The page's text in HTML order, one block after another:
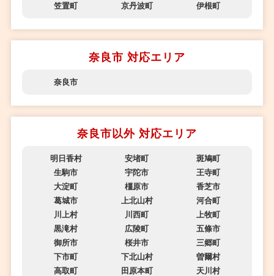
笠置町
京丹波町 伊根町
奈良市 対応エリア
奈良市
奈良市以外 対応エリア
明日香村 安堵町
斑鳩町
生駒市
宇陀市
王寺町
大淀町
橿原市
香芝市
葛城市
上北山村
河合町
川上村
川西町
上牧町
黒滝村
広陵町
五條市
御所市
桜井市
三郷町
下市町
下北山村
曽爾村
高取町
田原本町
天川村